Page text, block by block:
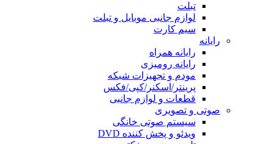
تبلت
لوازم جانبی موبایل و تبلت
سیم کارت
رایانه
رایانه همراه
رایانه رومیزی
مودم و تجهیزات شبکه
پرینتر/اسکنر/کپی/فکس
قطعات و لوازم جانبی
صوتی و تصویری
سیستم صوتی خانگی
ویدئو و پخش کننده DVD